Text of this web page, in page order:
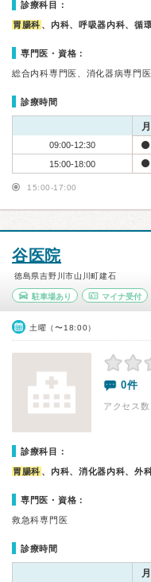
診療科目：
胃腸科 、内科、呼吸器内科、循
専門医・資格：
総合内科専門医、消化器病専門
診療時間
月
09:00-12:30
15:00-18:00
15:00-17:00
谷医院
徳島県吉野川市山川町建石
駐車場あり マイナ受付
土曜（〜18:00）
0件
アクセス
診療科目：
胃腸科 、内科、消化器内科、外
専門医・資格：
救急科専門医
診療時間
月